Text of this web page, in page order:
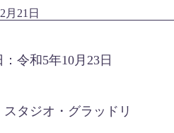
月21日
令和5年10月23日
スタジオ・グラッドリ